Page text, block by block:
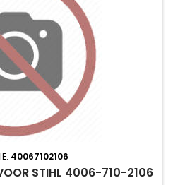
40067102106
STIHL 4006-710-2106